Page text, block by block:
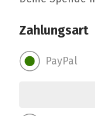
Zahlungsart
PayPal